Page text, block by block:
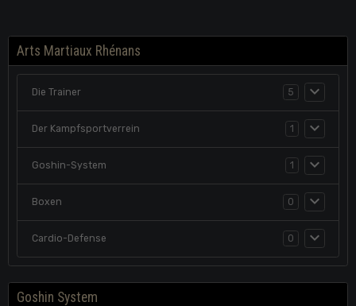
Arts Martiaux Rhénans
Die Trainer 5
Der Kampfsportverrein 1
Goshin-System 1
Boxen 0
Cardio-Defense 0
Goshin System